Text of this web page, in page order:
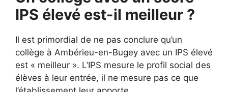
IPS élevé est-il meilleur ?
Il est primordial de ne pas conclure qu’un
collège à Ambérieu-en-Bugey avec un IPS élevé
est « meilleur ». L’IPS mesure le profil social des
élèves à leur entrée, il ne mesure pas ce que